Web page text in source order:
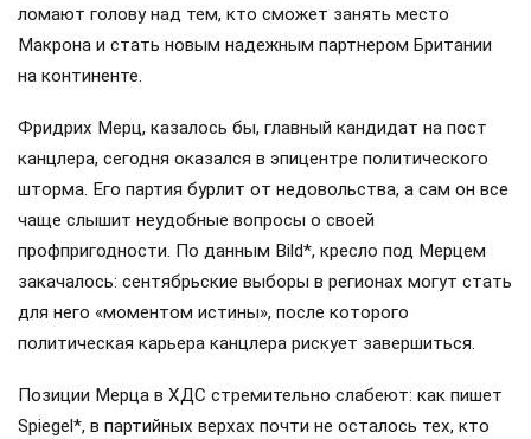
ломают голову над тем, кто сможет занять место
Макрона и стать новым надежным партнером Британии
на континенте.
Фридрих Мерц, казалось бы, главный кандидат на пост
канцлера, сегодня оказался в эпицентре политического
шторма. Его партия бурлит от недовольства, а сам он все
чаще слышит неудобные вопросы о своей
профпригодности. По данным Bild*, кресло под Мерцем
закачалось: сентябрьские выборы в регионах могут стать
для него «моментом истины», после которого
политическая карьера канцлера рискует завершиться.
Позиции Мерца в ХДС стремительно слабеют: как пишет
Spiegel*, в партийных верхах почти не осталось тех, кто